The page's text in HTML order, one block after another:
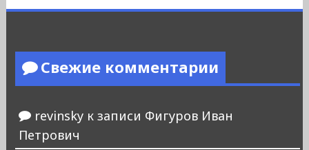
Свежие комментарии
revinskyк записи Фигуров Иван
Петрович